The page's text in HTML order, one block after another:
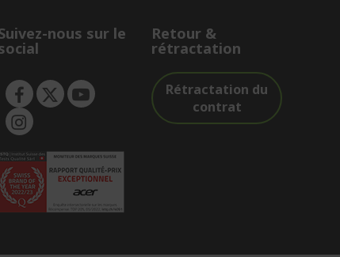
nous sur le Retour &
rétractation
Rétractation du
contrat